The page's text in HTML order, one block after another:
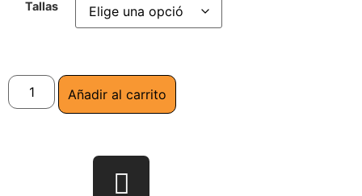
Tallas
Añadir al carrito